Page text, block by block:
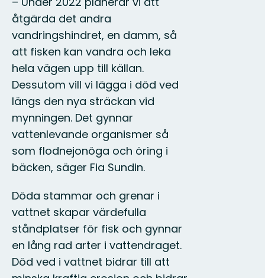
åtgärda det andra
vandringshindret, en damm, så
att fisken kan vandra och leka
hela vägen upp till källan.
Dessutom vill vi lägga i död ved
längs den nya sträckan vid
mynningen. Det gynnar
vattenlevande organismer så
som flodnejonöga och öring i
bäcken, säger Fia Sundin.
Döda stammar och grenar i
vattnet skapar värdefulla
ståndplatser för fisk och gynnar
en lång rad arter i vattendraget.
Död ved i vattnet bidrar till att